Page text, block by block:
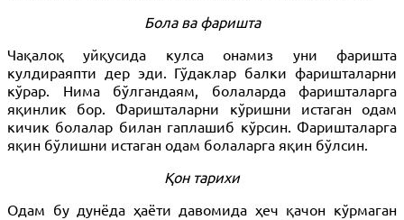
Бола ва фаришта
Чақалоқ уйқусида кулса онамиз уни фаришта
кулдираяпти дер эди. Гўдаклар балки фаришталарни
кўрар. Нима бўлгандаям, болаларда фаришталарга
яқинлик бор. Фаришталарни кўришни истаган одам
кичик болалар билан гаплашиб кўрсин. Фаришталарга
яқин бўлишни истаган одам болаларга яқин бўлсин.
Қон тарихи
Одам бу дунёда ҳаёти давомида ҳеч қачон кўрмаган